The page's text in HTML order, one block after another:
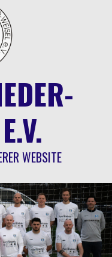
WEBSITE